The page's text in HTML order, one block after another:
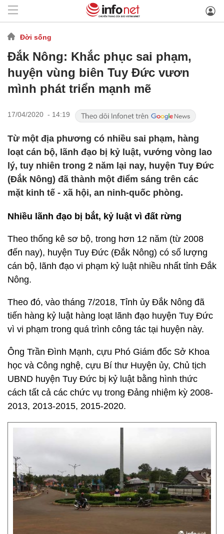
Đời sống
Đắk Nông: Khắc phục sai phạm,
huyện vùng biên Tuy Đức vươn
mình phát triển mạnh mẽ
17/04/2020 - 14:19
Từ một địa phương có nhiều sai phạm, hàng
loạt cán bộ, lãnh đạo bị kỷ luật, vướng vòng lao
lý, tuy nhiên trong 2 năm lại nay, huyện Tuy Đức
(Đắk Nông) đã thành một điểm sáng trên các
mặt kinh tế - xã hội, an ninh-quốc phòng.
Nhiều lãnh đạo bị bắt, kỷ luật vì đất rừng
Theo thống kê sơ bộ, trong hơn 12 năm (từ 2008
đến nay), huyện Tuy Đức (Đắk Nông) có số lượng
cán bộ, lãnh đạo vi phạm kỷ luật nhiều nhất tỉnh Đắk
Nông.
Theo đó, vào tháng 7/2018, Tỉnh ủy Đắk Nông đã
tiến hàng kỷ luật hàng loạt lãnh đạo huyện Tuy Đức
vì vi phạm trong quá trình công tác tại huyện này.
Ông Trần Đình Mạnh, cựu Phó Giám đốc Sở Khoa
học và Công nghệ, cựu Bí thư Huyện ủy, Chủ tịch
UBND huyện Tuy Đức bị kỷ luật bằng hình thức
cách tất cả các chức vụ trong Đảng nhiệm kỳ 2008-
2013, 2013-2015, 2015-2020.